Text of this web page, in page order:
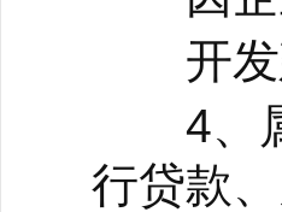
开发建
4、属
行贷款